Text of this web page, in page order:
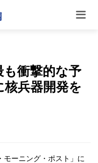
衝撃的な予
兵器開発を
モーニング・ポスト」に